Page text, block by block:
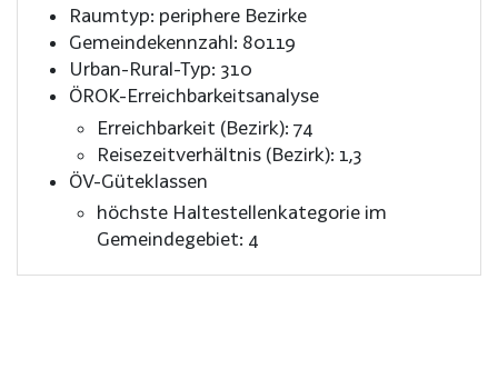
Raumtyp: periphere Bezirke
Gemeindekennzahl: 80119
Urban-Rural-Typ: 310
ÖROK-Erreichbarkeitsanalyse
Erreichbarkeit (Bezirk): 74
Reisezeitverhältnis (Bezirk): 1,3
ÖV-Güteklassen
höchste Haltestellenkategorie im
Gemeindegebiet: 4